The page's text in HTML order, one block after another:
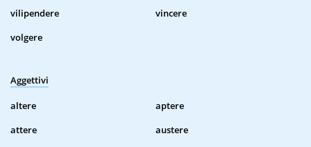
vilipendere
vincere
volgere
Aggettivi
altere
aptere
attere
austere